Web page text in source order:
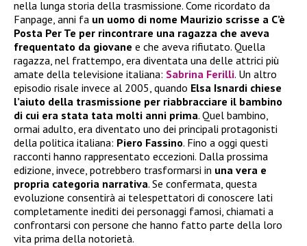
nella lunga storia della trasmissione. Come ricordato da
Fanpage, anni fa un uomo di nome Maurizio scrisse a C’è
Posta Per Te per rincontrare una ragazza che aveva
frequentato da giovane e che aveva rifiutato. Quella
ragazza, nel frattempo, era diventata una delle attrici più
amate della televisione italiana: Sabrina Ferilli. Un altro
episodio risale invece al 2005, quando Elsa Isnardi chiese
l’aiuto della trasmissione per riabbracciare il bambino
di cui era stata tata molti anni prima. Quel bambino,
ormai adulto, era diventato uno dei principali protagonisti
della politica italiana: Piero Fassino. Fino a oggi questi
racconti hanno rappresentato eccezioni. Dalla prossima
edizione, invece, potrebbero trasformarsi in una vera e
propria categoria narrativa. Se confermata, questa
evoluzione consentirà ai telespettatori di conoscere lati
completamente inediti dei personaggi famosi, chiamati a
confrontarsi con persone che hanno fatto parte della loro
vita prima della notorietà.